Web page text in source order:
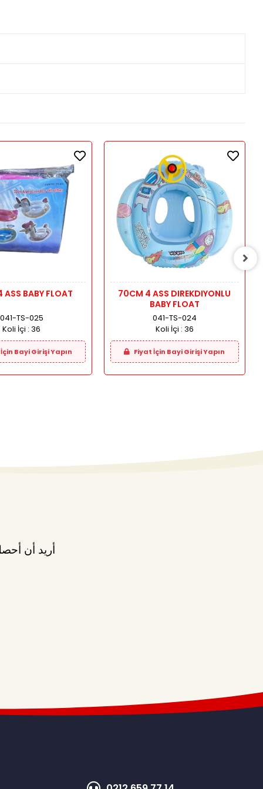
70CM 4 ASS BABY FLOAT
041-TS-025
Koli İçi :36
Bayi Girişi Yapın
70CM 4 ASS DIREKDIYONLU
BABY FLOAT
041-TS-024
Koli İçi : 36
Fiyat İçin Bayi Girişi Yapın
أريد أن